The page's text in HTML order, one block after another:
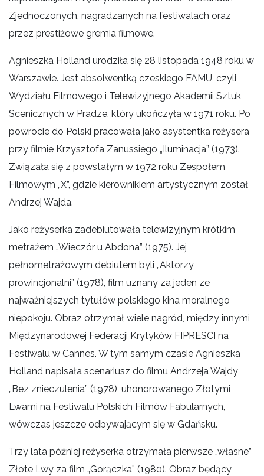
Zjednoczonych, nagradzanych na festiwalach oraz
przez prestiżowe gremia filmowe.
Agnieszka Holland urodziła się 28 listopada 1948 roku w
Warszawie. Jest absolwentką czeskiego FAMU, czyli
Wydziału Filmowego i Telewizyjnego Akademii Sztuk
Scenicznych w Pradze, który ukończyła w 1971 roku. Po
powrocie do Polski pracowała jako asystentka reżysera
przy filmie Krzysztofa Zanussiego „Iluminacja” (1973).
Związała się z powstałym w 1972 roku Zespołem
Filmowym „X”, gdzie kierownikiem artystycznym został
Andrzej Wajda.
Jako reżyserka zadebiutowała telewizyjnym krótkim
metrażem „Wieczór u Abdona” (1975). Jej
pełnometrażowym debiutem byli „Aktorzy
prowincjonalni” (1978), film uznany za jeden ze
najważniejszych tytułów polskiego kina moralnego
niepokoju. Obraz otrzymał wiele nagród, między innymi
Międzynarodowej Federacji Krytyków FIPRESCI na
Festiwalu w Cannes. W tym samym czasie Agnieszka
Holland napisała scenariusz do filmu Andrzeja Wajdy
„Bez znieczulenia” (1978), uhonorowanego Złotymi
Lwami na Festiwalu Polskich Filmów Fabularnych,
wówczas jeszcze odbywającym się w Gdańsku.
Trzy lata później reżyserka otrzymała pierwsze „własne”
Złote Lwy za film „Gorączka” (1980). Obraz będący